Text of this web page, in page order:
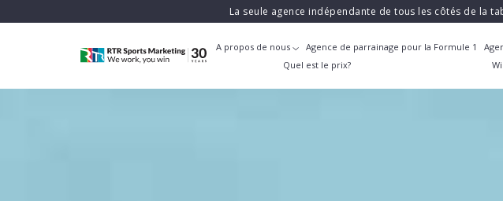
La seule agence indépendante de tous les côtés de la
A propos de nous Agence de parrainage pour la Formule 1
Quel est le prix?